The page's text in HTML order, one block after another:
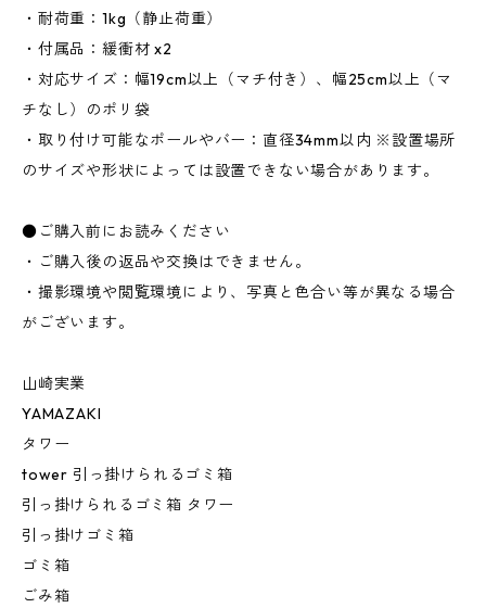
・耐荷重：1kg（静止荷重）
・付属品：緩衝材 x2
・対応サイズ：幅19cm以上（マチ付き）、幅25cm以上（マ
チなし）のポリ袋
・取り付け可能なポールやバー：直径34mm以内 ※設置場所
のサイズや形状によっては設置できない場合があります。
●ご購入前にお読みください
・ご購入後の返品や交換はできません。
・撮影環境や閲覧環境により、写真と色合い等が異なる場合
がございます。
山崎実業
YAMAZAKI
タワー
tower 引っ掛けられるゴミ箱
引っ掛けられるゴミ箱 タワー
引っ掛けゴミ箱
ゴミ箱
ごみ箱